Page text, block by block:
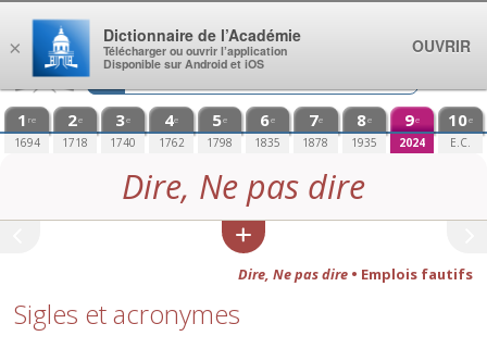
Aller au contenu
1 re
1694
2e
1718
3e
1740
4e
1762
5e
1798
6e
1835
7e
1878
8e
1935
9e
2024
10e
E.C.
Dire, Ne pas dire
Dire, Ne pas dire• Emplois fautifs
Sigles et acronymes
×
Dictionnaire de l’Académie
Télécharger ou ouvrir l’application
Disponible sur Android et iOS
OUVRIR